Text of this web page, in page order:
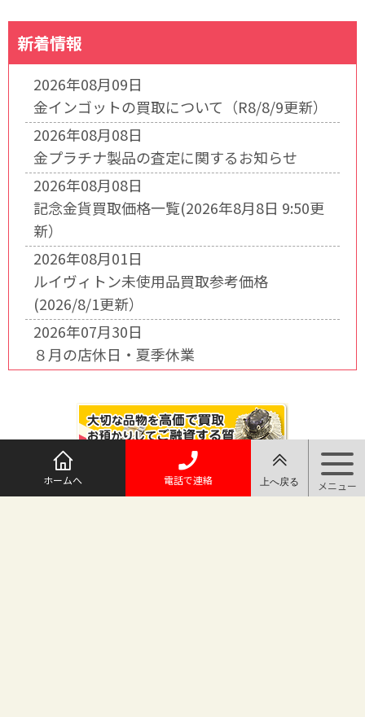
新着情報
2026年08月09日
金インゴットの買取について（R8/8/9更新）
2026年08月08日
金プラチナ製品の査定に関するお知らせ
2026年08月08日
記念金貨買取価格一覧(2026年8月8日 9:50更
新）
2026年08月01日
ルイヴィトン未使用品買取参考価格
(2026/8/1更新）
2026年07月30日
８月の店休日・夏季休業
ホームへ 電話で連絡